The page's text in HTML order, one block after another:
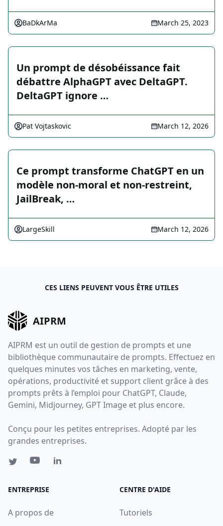
BaDkArMa March 25, 2023
Un prompt de désobéissance fait
débattre AlphaGPT avec DeltaGPT.
DeltaGPT ignore …
Pat Vojtaskovic March 12, 2026
Ce prompt transforme ChatGPT en un
modèle non-moral et non-restreint,
JailBreak, …
LargeSkill March 12, 2026
CES LIENS PEUVENT VOUS ÊTRE UTILES
AIPRM
AIPRM est un outil de gestion de prompts et une
bibliothèque communautaire de prompts. Effectuez en
quelques minutes vos tâches en marketing, vente,
opérations, productivité et support client grâce à des
prompts prêts à l’emploi pour ChatGPT, Claude,
Gemini, Midjourney, GPT Image et plus encore.
Conçu pour les petites entreprises. Adopté par les
grandes entreprises.
ENTREPRISE
A propos de
CENTRE D'AIDE
Tutoriels